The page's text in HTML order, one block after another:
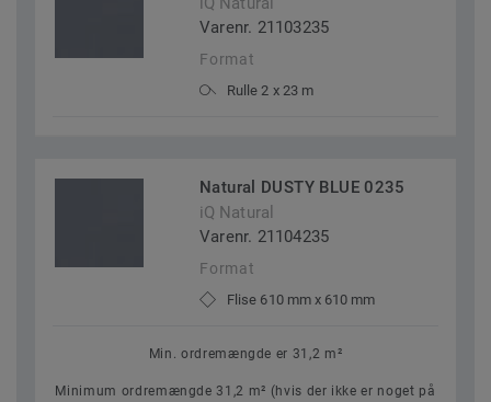
Varenr. 21103235
Format
Rulle 2 x 23 m
Natural DUSTY BLUE 0235
iQ Natural
Varenr. 21104235
Format
Flise 610 mm x 610 mm
Min. ordremængde er 31,2 m²
Minimum ordremængde 31,2 m² (hvis der ikke er noget på